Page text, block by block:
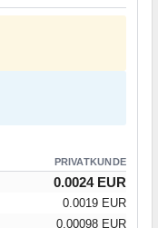
PRIVATKUNDE
0.0024 EUR
0.0019 EUR
0.00098 EUR